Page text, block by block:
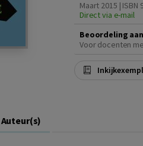
Maart 2015 | ISBN
Direct via e-mail
Beoordeling
Voor docenten
Auteur(s)